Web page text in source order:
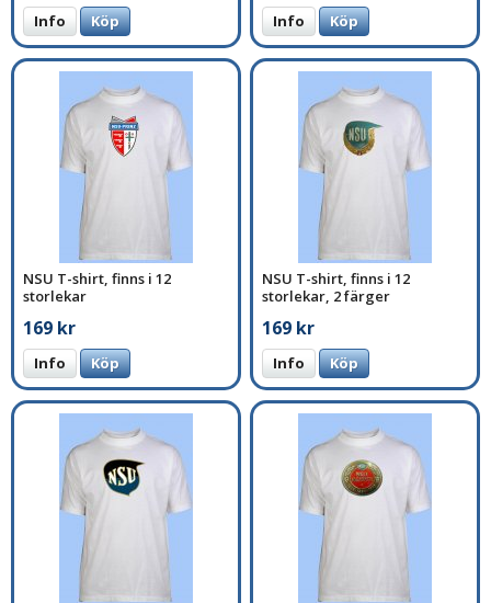
Info Köp Info Köp
NSU T-shirt, finns i 12
storlekar
169 kr
Info Köp
NSU T-shirt, finns i 12
storlekar, 2 färger
169 kr
Info Köp